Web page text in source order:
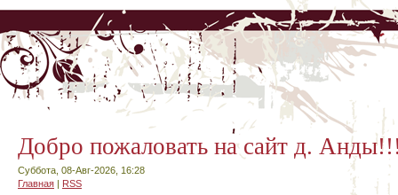
Добро пожаловать на сайт д.
Суббота, 08-Авг-2026, 16:28
Главная | RSS